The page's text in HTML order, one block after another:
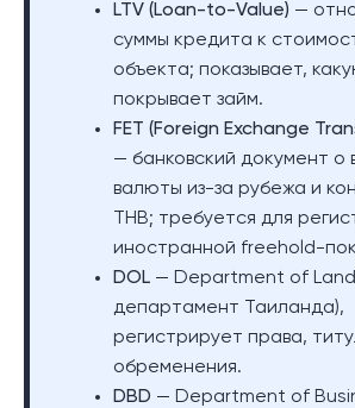
LTV (Loan-to-Value) —
суммы кредита к
объекта; показывает,
покрывает займ.
FET (Foreign Exchange
— банковский документ о
валюты из-за рубежа и
THB; требуется для
иностранной freehold-
DOL — Department of
департамент Таиланда),
регистрирует права,
обременения.
DBD — Department of